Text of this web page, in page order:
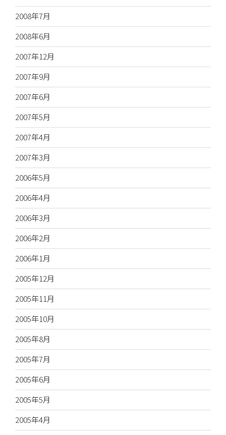
2008年7月
2008年6月
2007年12月
2007年9月
2007年6月
2007年5月
2007年4月
2007年3月
2006年5月
2006年4月
2006年3月
2006年2月
2006年1月
2005年12月
2005年11月
2005年10月
2005年8月
2005年7月
2005年6月
2005年5月
2005年4月